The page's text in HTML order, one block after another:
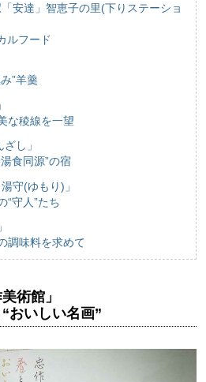
「安達」智恵子の里(下りステーショ
ルフード
”羊羹
な稜線を一望
し」
食同源”の宿
守(ゆもり)」
“守人”たち
調味料を求めて
術館」
おいしい名画”